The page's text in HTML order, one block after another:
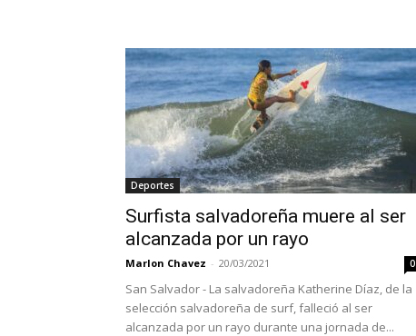
Deportes
Surfista salvadoreña muere al ser
alcanzada por un rayo
Marlon Chavez - 20/03/2021 0
San Salvador - La salvadoreña Katherine Díaz, de la
selección salvadoreña de surf, falleció al ser
alcanzada por un rayo durante una jornada de...